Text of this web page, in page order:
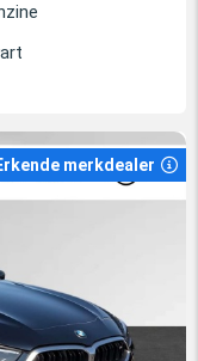
merkdealer